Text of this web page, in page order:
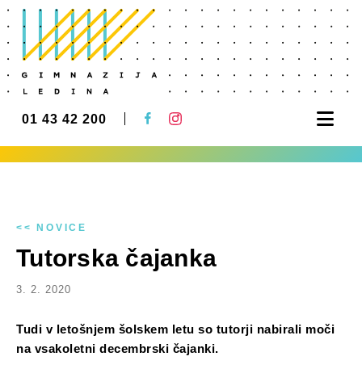
01 43 42 200
<< NOVICE
Tutorska čajanka
3. 2. 2020
Tudi v letošnjem šolskem letu so tutorji nabirali moči
na vsakoletni decembrski čajanki.